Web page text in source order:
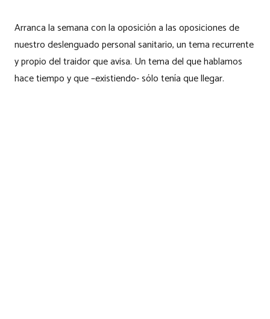
Arranca la semana con la oposición a las oposiciones de
nuestro deslenguado personal sanitario, un tema recurrente
y propio del traidor que avisa. Un tema del que hablamos
hace tiempo y que –existiendo- sólo tenía que llegar.